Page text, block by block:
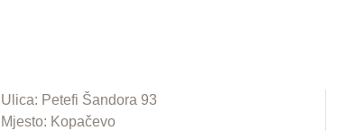
Ulica: Petefi Šandora 93
Mjesto: Kopačevo